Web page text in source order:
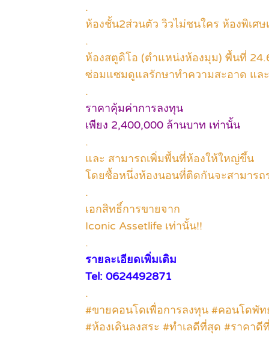
.
ห้องชั้น2ส่วนตัว วิวไม่ชนใคร ห้องพิเศ
.
ห้องสตูดิโอ (ตำแหน่งห้องมุม) พื้นที่
ซ่อมแซมดูแลรักษาทำความสะอาด แล
.
ราคาคุ้มค่าการลงทุน
เพียง 2,400,000 ล้านบาท เท่านั้น
.
และ สามารถเพิ่มพื้นที่ห้องให้ใหญ่ขึ้น
โดยซื้อหนึ่งห้องนอนที่ติดกันจะสามาร
.
เอกสิทธิ์การขายจาก
Iconic Assetlife เท่านั้น!!
.
รายละเอียดเพิ่มเติม
Tel: 0624492871
.
#ขายคอนโดเพื่อการลงทุน #คอนโดพั
#ห้องเดินลงสระ #ทำเลดีที่สุด #ราคา